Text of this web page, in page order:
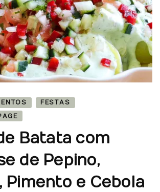
FESTAS
Batata com
de Pepino,
Pimento e Cebola